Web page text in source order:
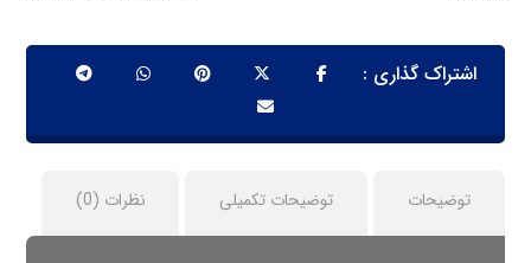
توضیحات توضیحات تکمیلی نظرات (0)